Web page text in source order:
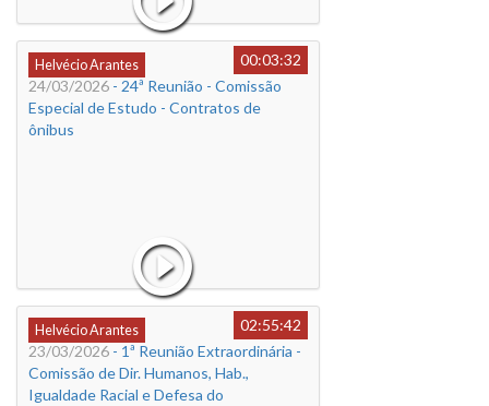
Helvécio Arantes
00:03:32
24/03/2026 - 24ª Reunião - Comissão
Especial de Estudo - Contratos de
ônibus
Helvécio Arantes
02:55:42
23/03/2026 - 1ª Reunião Extraordinária -
Comissão de Dir. Humanos, Hab.,
Igualdade Racial e Defesa do